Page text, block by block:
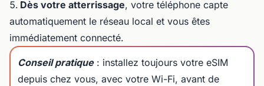
Dès votre atterrissage, votre téléphone capte
automatiquement le réseau local et vous êtes
immédiatement connecté.
Conseil pratique: installez toujours votre eSIM
depuis chez vous, avec votre Wi-Fi, avant de